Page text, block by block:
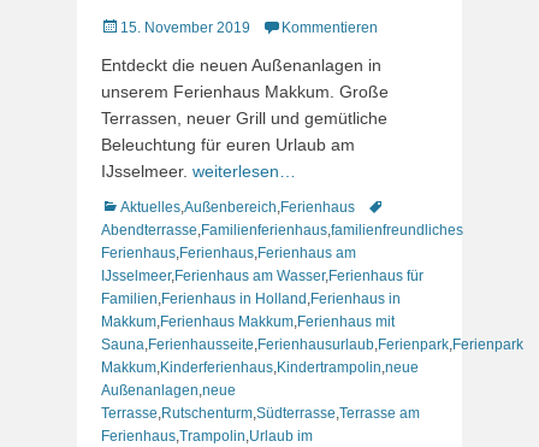
Veröffentlicht
15. November 2019 Kommentieren
Entdeckt die neuen Außenanlagen in
unserem Ferienhaus Makkum. Große
Terrassen, neuer Grill und gemütliche
Beleuchtung für euren Urlaub am
IJsselmeer. weiterlesen…
Kategorien
Aktuelles,Außenbereich,Ferienhaus
Schlagworte
Abendterrasse,Familienferienhaus,familienfreundliches
Ferienhaus,Ferienhaus,Ferienhaus am
IJsselmeer,Ferienhaus am Wasser,Ferienhaus für
Familien,Ferienhaus in Holland ,Ferienhaus in
Makkum,Ferienhaus Makkum,Ferienhaus mit
Sauna,Ferienhausseite,Ferienhausurlaub,Ferienpark,Ferienpark
Makkum,Kinderferienhaus,Kindertrampolin,neue
Außenanlagen,neue
Terrasse,Rutschenturm,Südterrasse,Terrasse am
Ferienhaus,Trampolin,Urlaub im